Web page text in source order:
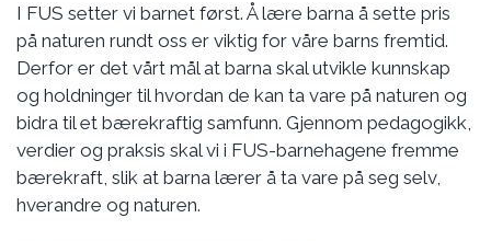
I FUS setter vi barnet først. Å lære barna å sette pris
på naturen rundt oss er viktig for våre barns fremtid.
Derfor er det vårt mål at barna skal utvikle kunnskap
og holdninger til hvordan de kan ta vare på naturen og
bidra til et bærekraftig samfunn. Gjennom pedagogikk,
verdier og praksis skal vi i FUS-barnehagene fremme
bærekraft, slik at barna lærer å ta vare på seg selv,
hverandre og naturen.